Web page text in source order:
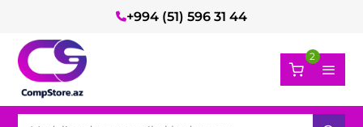
+994 (51) 596 31 44
2